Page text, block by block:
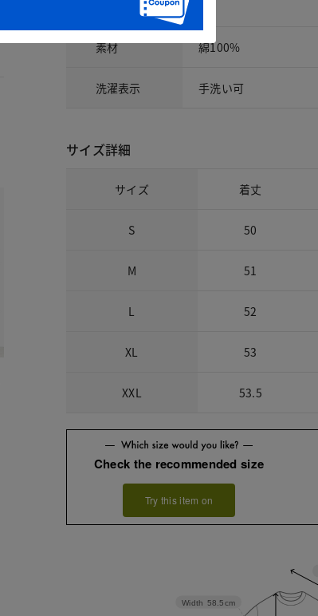
素材 綿100%
洗濯表示 手洗い可
サイズ詳細
サイズ 着丈
S 50
M 51
L 52
XL 53
XXL 53.5
Check the recommended size
Try this item on
Width 58.5cm